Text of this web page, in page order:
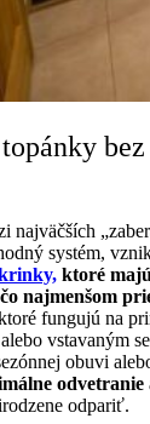
najväčších
systém,
ktoré
najmenšom
fungujú na
vstavaným
obuvi
odvetranie
odpariť.